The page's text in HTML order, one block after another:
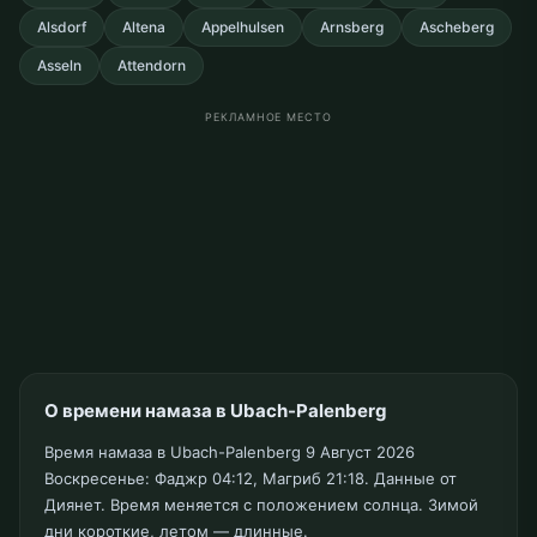
Alsdorf Altena Appelhulsen Arnsberg Ascheberg
Asseln Attendorn
РЕКЛАМНОЕ МЕСТО
О времени намаза в Ubach-Palenberg
Время намаза в Ubach-Palenberg 9 Август 2026
Воскресенье: Фаджр 04:12, Магриб 21:18. Данные от
Диянет. Время меняется с положением солнца. Зимой
дни короткие, летом — длинные.